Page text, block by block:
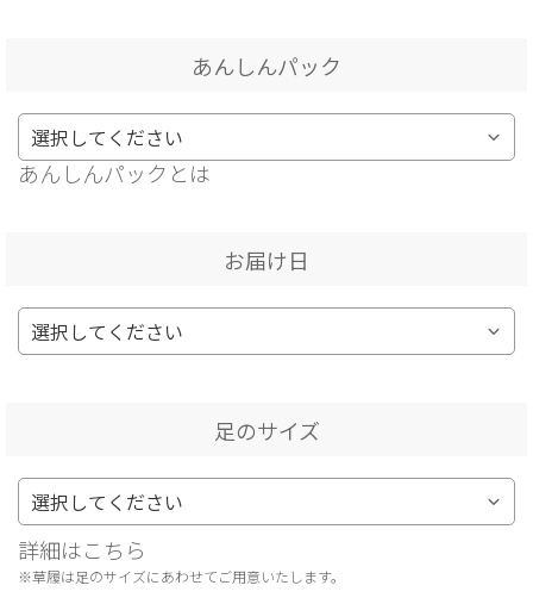
あんしんパック
あんしんパックとは
お届け日
足のサイズ
詳細はこちら
※草履は足のサイズにあわせてご用意いたします。